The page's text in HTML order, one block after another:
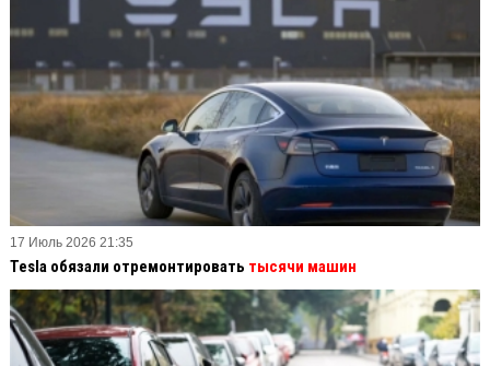
17 Июль 2026 21:35
Tesla обязали отремонтировать тысячи машин